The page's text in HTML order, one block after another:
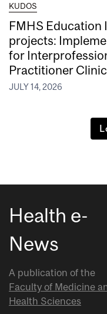
KUDOS
FMHS
projects:
for
Practitioner
JULY 14, 2026
Health e-
News
A publication of the
Faculty of Medicine
Health Sciences